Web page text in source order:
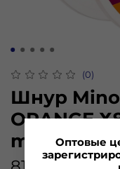
(0)
Шнур
ORANGE
mm., test
Оптовые